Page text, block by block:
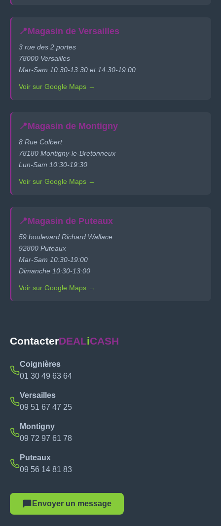
📍Magasin de Versailles
3 rue des 2 portes
78000 Versailles
Mar-Sam 10:30-13:30 et 14:30-19:00
Voir sur Google Maps →
📍Magasin de Montigny
8 Rue Colbert
78180 Montigny-le-Bretonneux
Lun-Sam 10:30-19:30
Voir sur Google Maps →
📍Magasin de Puteaux
59 boulevard Richard Wallace
92800 Puteaux
Mar-Sam 10:30-19:00
Dimanche 10:30-13:00
Voir sur Google Maps →
ContacterDEALiCASH
Coignières
01 30 49 63 64
Versailles
09 51 67 47 25
Montigny
09 72 97 61 78
Puteaux
09 56 14 81 83
Envoyer un message